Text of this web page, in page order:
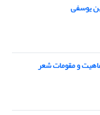
یوسفی
و مقومات شعر